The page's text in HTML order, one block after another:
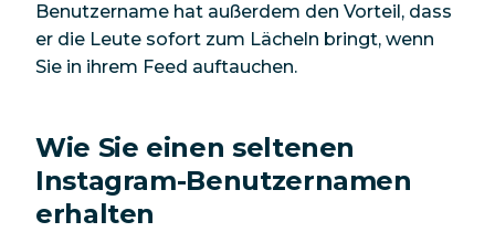
Benutzername hat außerdem den Vorteil, dass
er die Leute sofort zum Lächeln bringt, wenn
Sie in ihrem Feed auftauchen.
Wie Sie einen seltenen
Instagram-Benutzernamen
erhalten